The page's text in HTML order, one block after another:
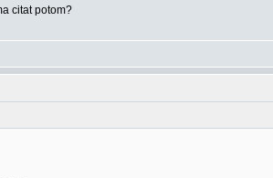
citat potom?